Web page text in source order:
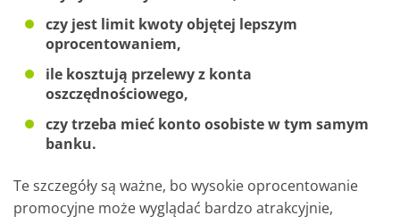
czy jest limit kwoty objętej lepszym
oprocentowaniem,
ile kosztują przelewy z konta
oszczędnościowego,
czy trzeba mieć konto osobiste w tym samym
banku.
Te szczegóły są ważne, bo wysokie oprocentowanie
promocyjne może wyglądać bardzo atrakcyjnie,